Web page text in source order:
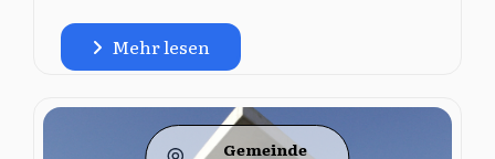
Mehr lesen
Gemeinde